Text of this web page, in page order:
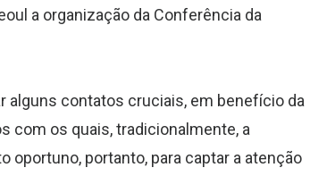
a organização da Conferência da
alguns contatos cruciais, em benefício da
com os quais, tradicionalmente, a
portanto, para captar a atenção